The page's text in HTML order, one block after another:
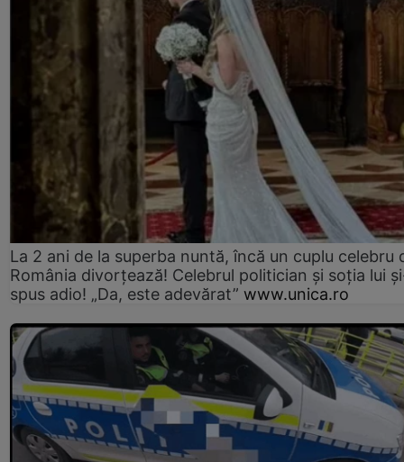
La 2 ani de la superba nuntă, încă un cuplu celebru
România divorțează! Celebrul politician și soția lui
spus adio! „Da, este adevărat” www.unica.ro